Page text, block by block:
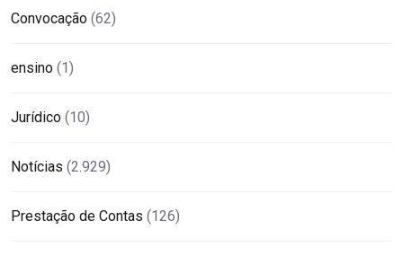
Convocação (62)
ensino (1)
Jurídico (10)
Notícias (2.929)
Prestação de Contas (126)